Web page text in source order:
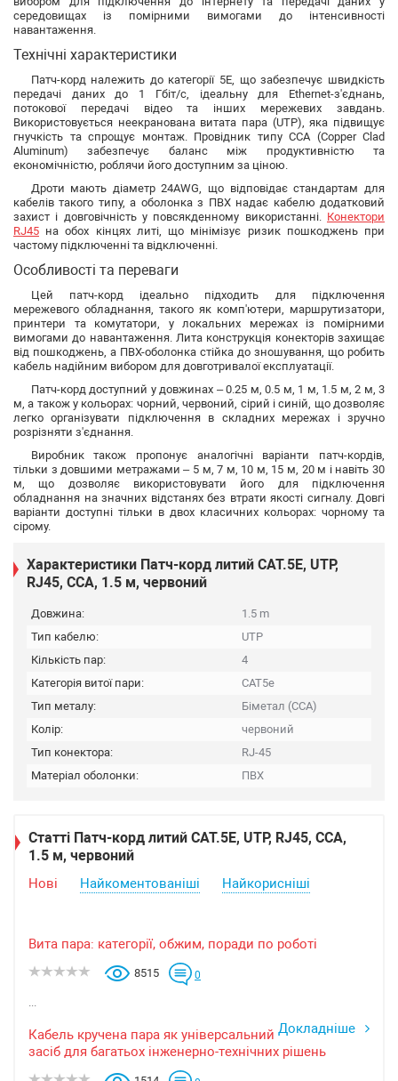
середовищах із помірними вимогами до інтенсивності
навантаження.
Технічні характеристики
Патч-корд належить до категорії 5E, що забезпечує швидкість
передачі даних до 1 Гбіт/с, ідеальну для Ethernet-з'єднань,
потокової передачі відео та інших мережевих завдань.
Використовується неекранована витата пара (UTP), яка підвищує
гнучкість та спрощує монтаж. Провідник типу CCA (Copper Clad
Aluminum) забезпечує баланс між продуктивністю та
економічністю, роблячи його доступним за ціною.
Дроти мають діаметр 24AWG, що відповідає стандартам для
кабелів такого типу, а оболонка з ПВХ надає кабелю додатковий
захист і довговічність у повсякденному використанні. Конектори
RJ45 на обох кінцях литі, що мінімізує ризик пошкоджень при
частому підключенні та відключенні.
Особливості та переваги
Цей патч-корд ідеально підходить для підключення
мережевого обладнання, такого як комп'ютери, маршрутизатори,
принтери та комутатори, у локальних мережах із помірними
вимогами до навантаження. Лита конструкція конекторів захищає
від пошкоджень, а ПВХ-оболонка стійка до зношування, що робить
кабель надійним вибором для довготривалої експлуатації.
Патч-корд доступний у довжинах – 0.25 м, 0.5 м, 1 м, 1.5 м, 2 м, 3
м, а також у кольорах: чорний, червоний, сірий і синій, що дозволяє
легко організувати підключення в складних мережах і зручно
розрізняти з'єднання.
Виробник також пропонує аналогічні варіанти патч-кордів,
тільки з довшими метражами – 5 м, 7 м, 10 м, 15 м, 20 м і навіть 30
м, що дозволяє використовувати його для підключення
обладнання на значних відстанях без втрати якості сигналу. Довгі
варіанти доступні тільки в двох класичних кольорах: чорному та
сірому.
Характеристики Патч-корд литий САТ.5E, UTP,
RJ45, CCA, 1.5 м, червоний
Довжина:
1.5 m
Тип кабелю:
UTP
Кількість пар:
4
Категорія витої пари:
CAT5e
Тип металу:
Біметал (CCA)
Колір:
червоний
Тип конектора:
RJ-45
Матеріал оболонки:
ПВХ
Статті Патч-корд литий САТ.5E, UTP, RJ45, CCA,
1.5 м, червоний
Нові Найкоментованіші Найкорисніші
Вита пара: категорії, обжим, поради по роботі
8515 0
...
Докладніше
Кабель кручена пара як універсальний
засіб для багатьох інженерно-технічних рішень